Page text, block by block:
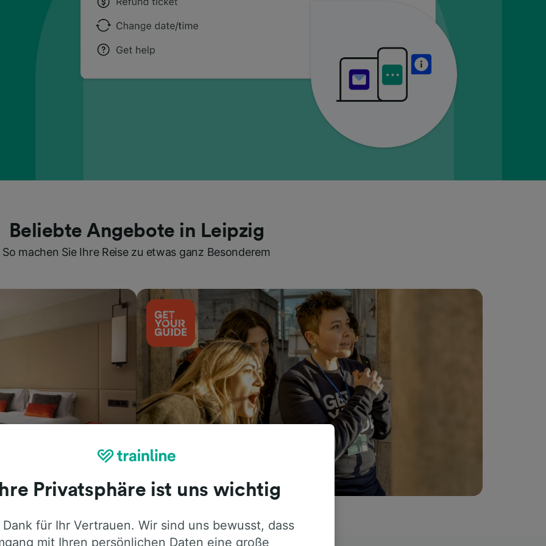
Beliebte Angebote in Leipzig
So machen Sie Ihre Reise zu etwas ganz Besonderem
Ihre Privatsphäre ist uns wichtig
für Ihr Vertrauen. Wir sind uns bewusst, dass
mit Ihren persönlichen Daten eine große